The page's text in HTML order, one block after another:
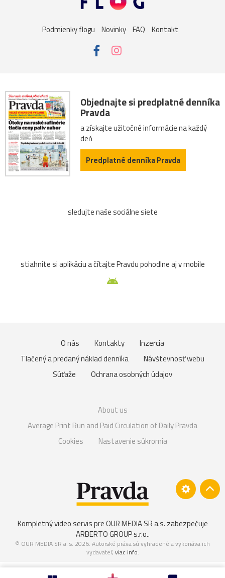
Podmienky flogu Novinky FAQ Kontakt
Objednajte si predplatné denníka
Pravda
a získajte užitočné informácie na každý
deň
Predplatné denníka Pravda
sledujte naše sociálne siete
stiahnite si aplikáciu a čítajte Pravdu pohodlne aj v mobile
O nás Kontakty
Inzercia
Tlačený a predaný náklad denníka
Návštevnosť webu
Súťaže
Ochrana osobných údajov
About us
Average Print Run and Paid Circulation of Daily Pravda
Cookies
Nastavenie súkromia
Kompletný video servis pre OUR MEDIA SR a.s. zabezpečuje
ARBERTO GROUP s.r.o..
© OUR MEDIA SR a. s. 2026. Autorské práva sú vyhradené a vykonáva ich
vydavateľ, viac info.